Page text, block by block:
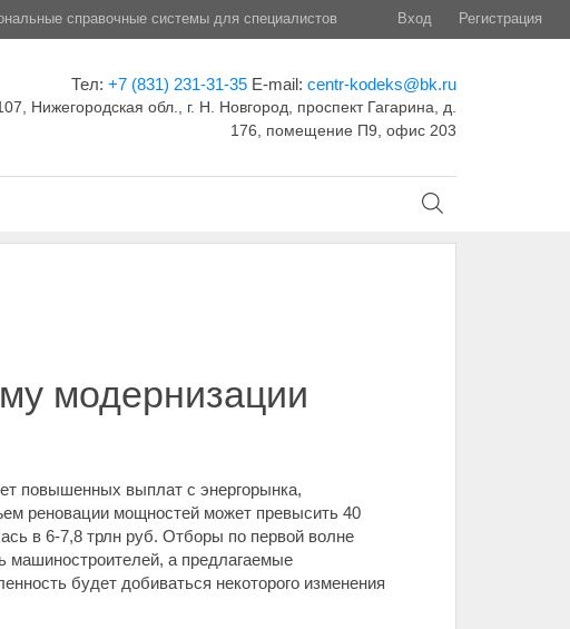
справочные системы для специалистов Вход Регистрация
Тел: +7 (831) 231-31-35 E-mail: centr-kodeks@bk.ru
Нижегородская обл., г. Н. Новгород, проспект Гагарина, д.
176, помещение П9, офис 203
модернизации
повышенных выплат с энергорынка,
реновации мощностей может превысить 40
в 6-7,8 трлн руб. Отборы по первой волне
машиностроителей, а предлагаемые
будет добиваться некоторого изменения